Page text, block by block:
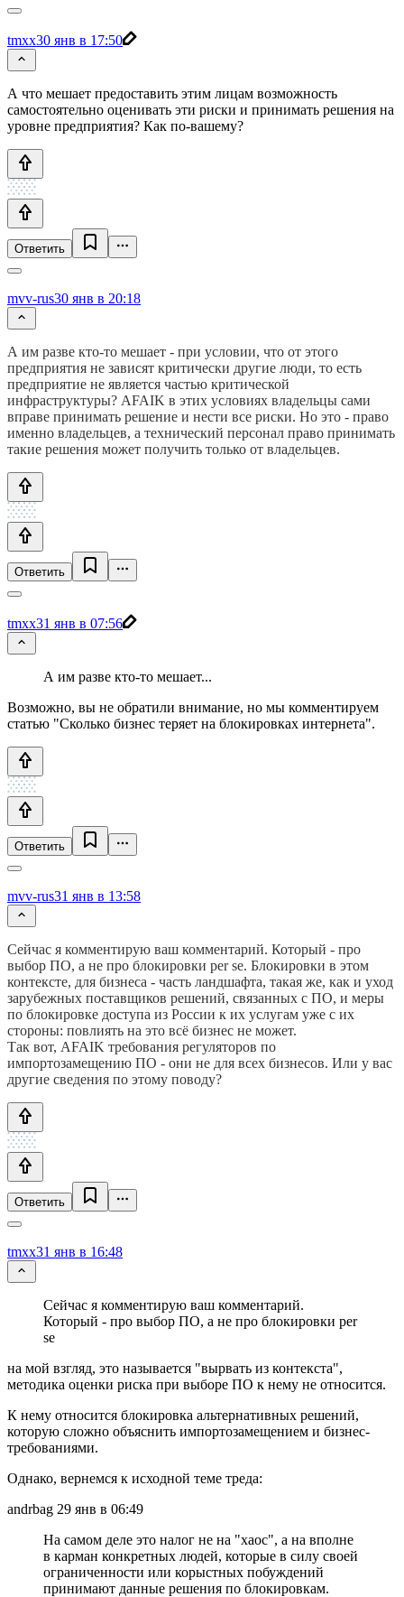
tmxx30 янв в 17:50
А что мешает предоставить этим лицам возможность
самостоятельно оценивать эти риски и принимать решения на
уровне предприятия? Как по-вашему?
Ответить
mvv-rus30 янв в 20:18
А им разве кто-то мешает - при условии, что от этого
предприятия не зависят критически другие люди, то есть
предприятие не является частью критической
инфраструктуры? AFAIK в этих условиях владельцы сами
вправе принимать решение и нести все риски. Но это - право
именно владельцев, а технический персонал право принимать
такие решения может получить только от владельцев.
Ответить
tmxx31 янв в 07:56
А им разве кто-то мешает...
Возможно, вы не обратили внимание, но мы комментируем
статью "Cколько бизнес теряет на блокировках интернета".
Ответить
mvv-rus31 янв в 13:58
Сейчас я комментирую ваш комментарий. Который - про
выбор ПО, а не про блокировки per se. Блокировки в этом
контексте, для бизнеса - часть ландшафта, такая же, как и уход
зарубежных поставщиков решений, связанных с ПО, и меры
по блокировке доступа из России к их услугам уже с их
стороны: повлиять на это всё бизнес не может.
Так вот, AFAIK требования регуляторов по
импортозамещению ПО - они не для всех бизнесов. Или у вас
другие сведения по этому поводу?
Ответить
tmxx31 янв в 16:48
Сейчас я комментирую ваш комментарий.
Который - про выбор ПО, а не про блокировки per
se
на мой взгляд, это называется "вырвать из контекста",
методика оценки риска при выборе ПО к нему не относится.
К нему относится блокировка альтернативных решений,
которую сложно объяснить импортозамещением и бизнес-
требованиями.
Однако, вернемся к исходной теме треда:
andrbag 29 янв в 06:49
На самом деле это налог не на "хаос", а на вполне
в карман конкретных людей, которые в силу своей
ограниченности или корыстных побуждений
принимают данные решения по блокировкам.